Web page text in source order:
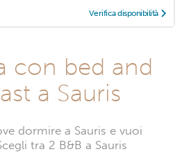
Verifica disponibilità
con bed and
a Sauris
dormire a Sauris e vuoi
tra 2 B&B a Sauris